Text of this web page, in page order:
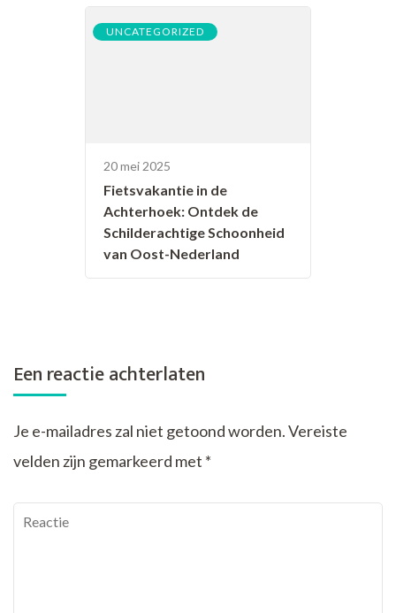
UNCATEGORIZED
20 mei 2025
Fietsvakantie in de
Achterhoek: Ontdek de
Schilderachtige Schoonheid
van Oost-Nederland
Een reactie achterlaten
Je e-mailadres zal niet getoond worden.Vereiste
velden zijn gemarkeerd met *
Reactie